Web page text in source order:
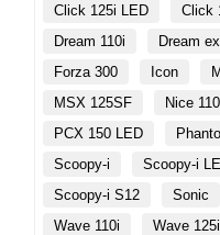
Click 125i LED
Click
Dream 110i
Dream
Forza 300
Icon
MSX 125SF
Nice 110
PCX 150 LED
Scoopy-i
Scoopy-i
Scoopy-i S12
Sonic
Wave 110i
Wave 125i